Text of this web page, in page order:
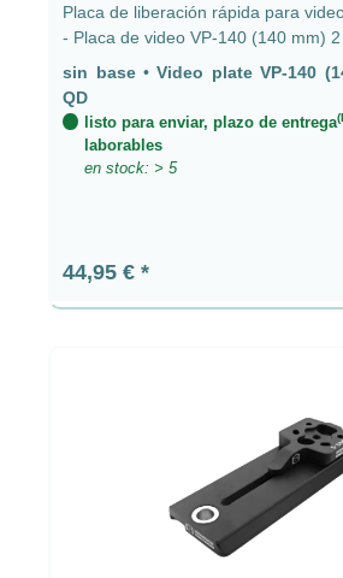
Placa de liberación rápida para
- Placa de video VP-140 (140 mm)
sin base • Video plate VP-140
QD
listo para enviar, plazo de entrega
laborables
en stock: > 5
Precio normal:
44,95 €